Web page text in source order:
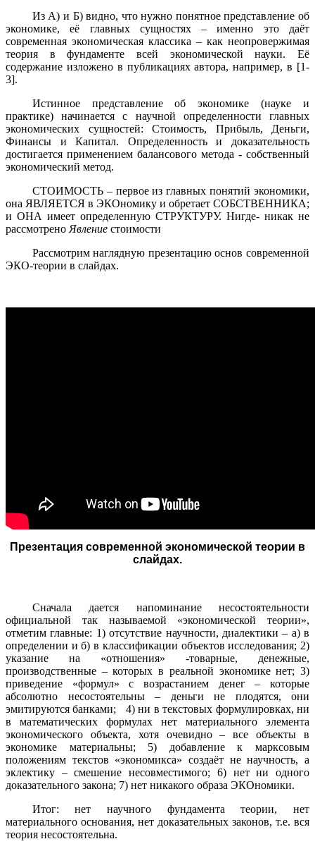
Из А) и Б) видно, что нужно понятное представление об
экономике, её главных сущностях – именно это даёт
современная экономическая классика – как неопровержимая
теория в фундаменте всей экономической науки. Её
содержание изложено в публикациях автора, например, в [1-
3].
Истинное представление об экономике (науке и
практике) начинается с научной определенности главных
экономических сущностей: Стоимость, Прибыль, Деньги,
Финансы и Капитал. Определенность и доказательность
достигается применением балансового метода - собственный
экономический метод.
СТОИМОСТЬ – первое из главных понятий экономики,
она ЯВЛЯЕТСЯ в ЭКОномику и обретает СОБСТВЕННИКА;
и ОНА имеет определенную СТРУКТУРУ. Нигде- никак не
рассмотрено Явление стоимости
Рассмотрим наглядную презентацию основ современной
ЭКО-теории в слайдах.
Презентация современной экономической теории в
слайдах.
Сначала дается напоминание несостоятельности
официальной так называемой «экономической теории»,
отметим главные: 1) отсутствие научности, диалектики – а) в
определении и б) в классификации объектов исследования; 2)
указание на «отношения» -товарные, денежные,
производственные – которых в реальной экономике нет; 3)
приведение «формул» с возрастанием денег – которые
абсолютно несостоятельны – деньги не плодятся, они
эмитируются банками; 4) ни в текстовых формулировках, ни
в математических формулах нет материального элемента
экономического объекта, хотя очевидно – все объекты в
экономике материальны; 5) добавление к марксовым
положениям текстов «экономикса» создаёт не научность, а
эклектику – смешение несовместимого; 6) нет ни одного
доказательного закона; 7) нет никакого образа ЭКОномики.
Итог: нет научного фундамента теории, нет
материального основания, нет доказательных законов, т.е. вся
теория несостоятельна.